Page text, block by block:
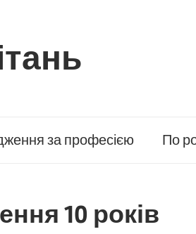
за професією По
10 років